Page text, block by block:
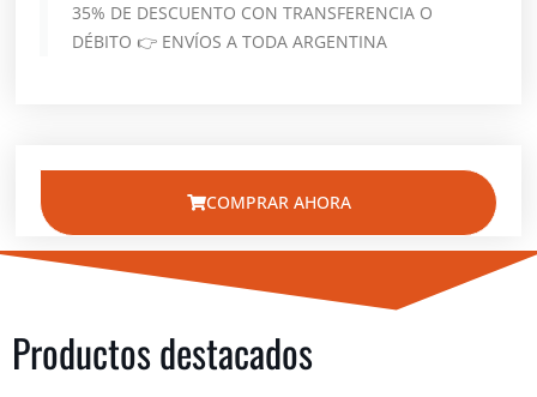
35% DE DESCUENTO CON TRANSFERENCIA O
DÉBITO 👉 ENVÍOS A TODA ARGENTINA
COMPRAR AHORA
Productos destacados